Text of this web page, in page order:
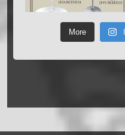
More